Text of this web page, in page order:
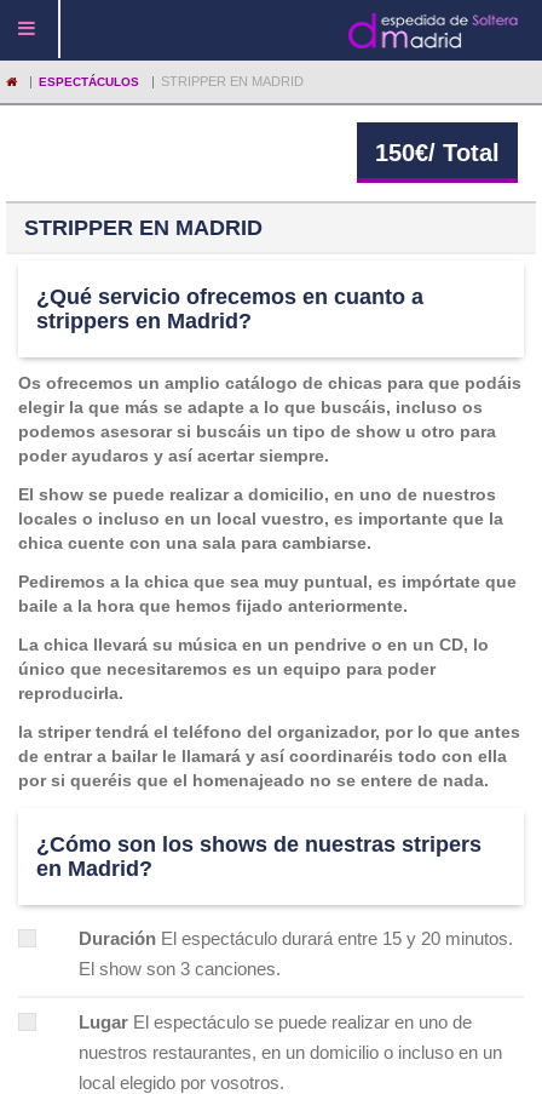
| ESPECTÁCULOS | STRIPPER EN MADRID
150€/ Total
STRIPPER EN MADRID
¿Qué servicio ofrecemos en cuanto a
strippers en Madrid?
Os ofrecemos un amplio catálogo de chicas para que podáis
elegir la que más se adapte a lo que buscáis, incluso os
podemos asesorar si buscáis un tipo de show u otro para
poder ayudaros y así acertar siempre.
El show se puede realizar a domicilio, en uno de nuestros
locales o incluso en un local vuestro, es importante que la
chica cuente con una sala para cambiarse.
Pediremos a la chica que sea muy puntual, es impórtate que
baile a la hora que hemos fijado anteriormente.
La chica llevará su música en un pendrive o en un CD, lo
único que necesitaremos es un equipo para poder
reproducirla.
la striper tendrá el teléfono del organizador, por lo que antes
de entrar a bailar le llamará y así coordinaréis todo con ella
por si queréis que el homenajeado no se entere de nada.
¿Cómo son los shows de nuestras stripers
en Madrid?
Duración El espectáculo durará entre 15 y 20 minutos.
El show son 3 canciones.
Lugar El espectáculo se puede realizar en uno de
nuestros restaurantes, en un domicilio o incluso en un
local elegido por vosotros.